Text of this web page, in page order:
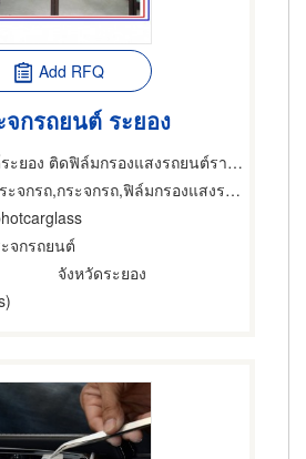
Add RFQ
กรถยนต์ ระยอง
ติดตั้งกระจกรถยนต์ระยอง ติดฟิล์มกรองแสงรถยนต์ราคาคุณภาพเมืองระยอง
ะจกรถ,กระจกรถ,ฟิล์มกรองแสงรถยนต์
จกรถยนต์
จังหวัดระยอง